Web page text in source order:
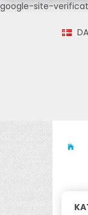
google-site-
DA